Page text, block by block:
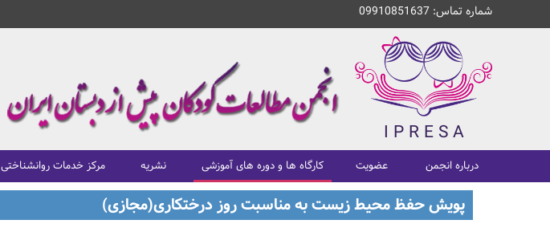
شماره تماس: 09910851637
I P R E SA
درباره انجمن عضویت کارگاه ها و دوره های آموزشی نشریه مرکز خدمات روانشناختی
پویش حفظ محیط زیست به مناسبت روز درختکاری(مجازی)